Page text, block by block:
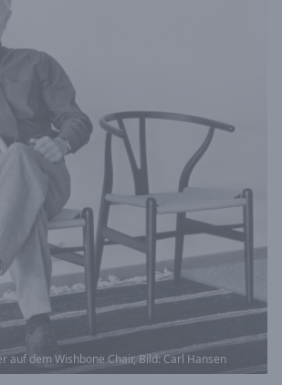
auf dem Wishbone Chair, Bild: Carl Hansen